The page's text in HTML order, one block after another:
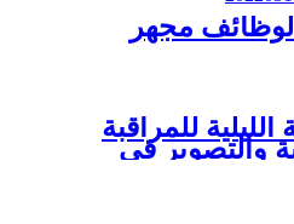
مجهر
للمراقبة
والتصوير في